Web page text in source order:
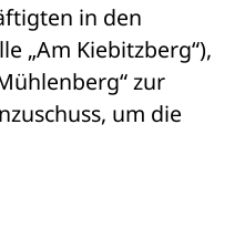
in den
„Am Kiebitzberg“),
zur
um die